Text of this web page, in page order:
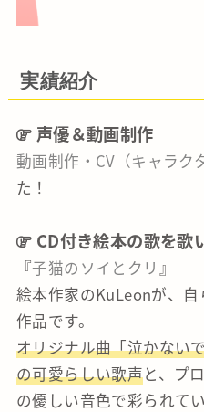
実績紹介
声優＆動画制作
動画制作・CV（キャラク
た！
CD付き絵本の歌を歌
『子猫のソイとクリ 』
絵本作家のKuLeonが、
作品です。
オリジナル曲「泣かない
の可愛らしい歌声と、プ
の優しい音色で彩られてい